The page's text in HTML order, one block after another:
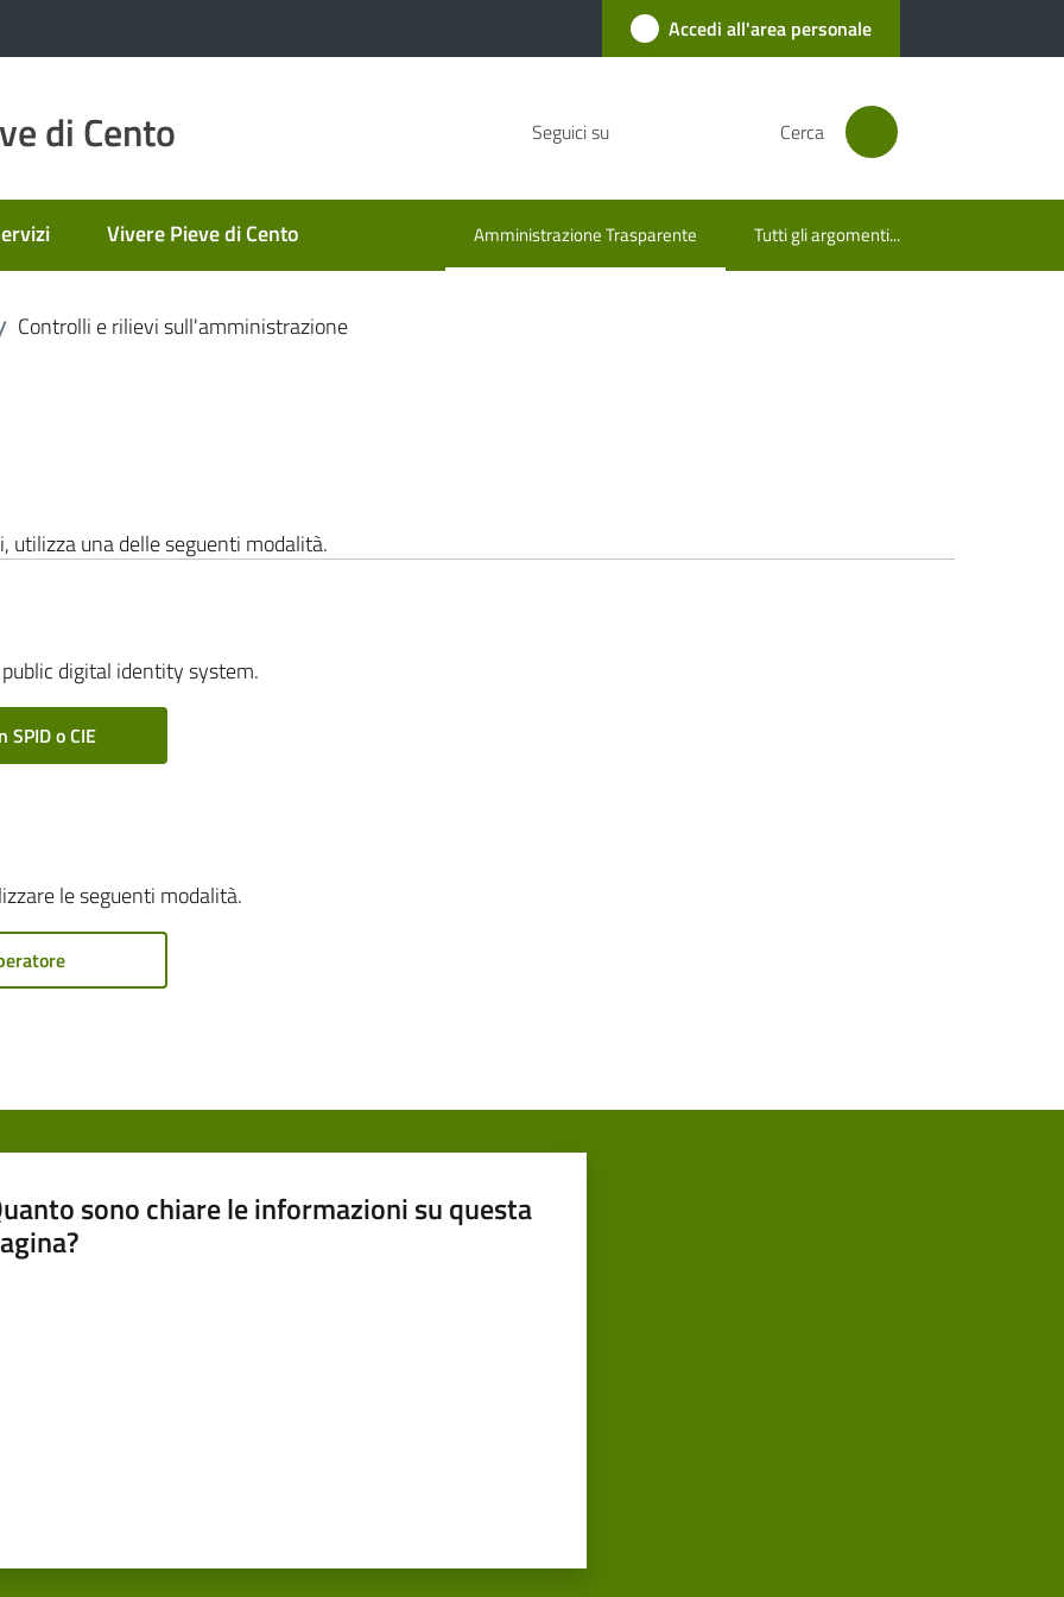
Accedi all'area personale
di Cento Seguici su Cerca
Vivere Pieve di Cento Amministrazione Trasparente
Menu selezionato Tutti gli argomenti...
Controlli e rilievi sull'amministrazione
utilizza una delle seguenti modalità.
digital identity system.
SPID o CIE
le seguenti modalità.
sono chiare le informazioni su questa